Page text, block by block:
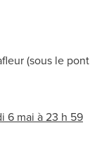
(sous le pont
6 mai à 23 h 59